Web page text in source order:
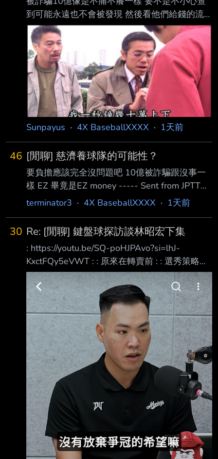
到可能永遠也不會被發現 然後看他們給錢的流
程也超隨便 資產好幾千億這樣管錢也是神奇 這
麼大筆的金額都不在乎了 其他幾百幾千萬的款
項會不會也是隨便花啊 --
Sunpayus · 4X BaseballXXXX · 1天前
46 [閒聊] 慈濟養球隊的可能性？
要負擔應該完全沒問題吧 10億被詐騙跟沒事一
樣 EZ 畢竟是EZ money ----- Sent from JPTT
on my iPhone --
terminator3 · 4X BaseballXXXX · 1天前
30 Re: [閒聊] 鍵盤球探訪談林昭宏下集
: https://youtu.be/SQ-poHJPAvo?si=lhJ-
KxctFQy5eVWT : : 原來在轉賣前 : : 選秀策略的
變化早已有端倪 : : 不過義大在轉賣那年 : : 選的
還是大寶 : : 雖然花賢差點簽不下來 : : 但選秀策
略似乎沒受轉賣風波影響? : : -- 昭宏真的很像大
聖(X) https://i.imgur.com/nn0HM4H.jpeg
https://i.imgur.com/vQ92QRr.jpeg 這兩集真的非
常好聽 剛聽完下集印象最深刻的幾個點 1.何品
是